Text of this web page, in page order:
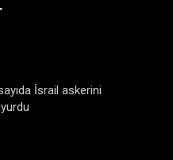
İsrail askerini